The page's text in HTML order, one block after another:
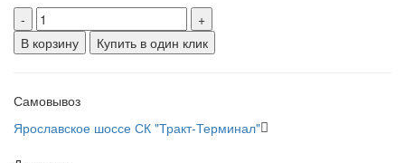
-
+
В корзину
Купить в один клик
Самовывоз
Ярославское шоссе СК "Тракт-Терминал"